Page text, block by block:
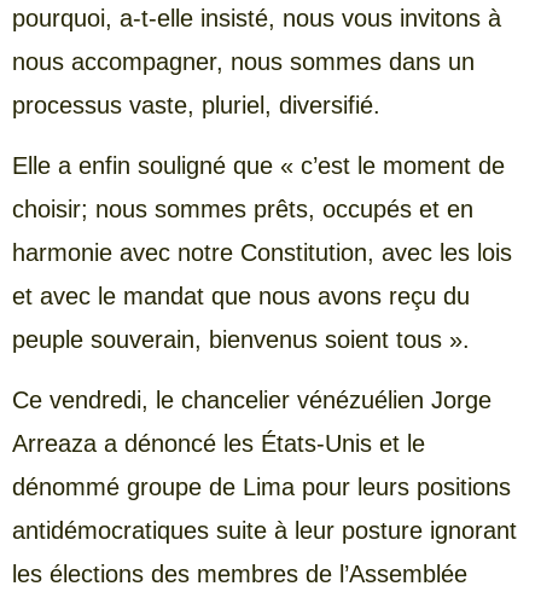
pourquoi, a-t-elle insisté, nous vous invitons à
nous accompagner, nous sommes dans un
processus vaste, pluriel, diversifié.
Elle a enfin souligné que « c’est le moment de
choisir; nous sommes prêts, occupés et en
harmonie avec notre Constitution, avec les lois
et avec le mandat que nous avons reçu du
peuple souverain, bienvenus soient tous ».
Ce vendredi, le chancelier vénézuélien Jorge
Arreaza a dénoncé les États-Unis et le
dénommé groupe de Lima pour leurs positions
antidémocratiques suite à leur posture ignorant
les élections des membres de l’Assemblée